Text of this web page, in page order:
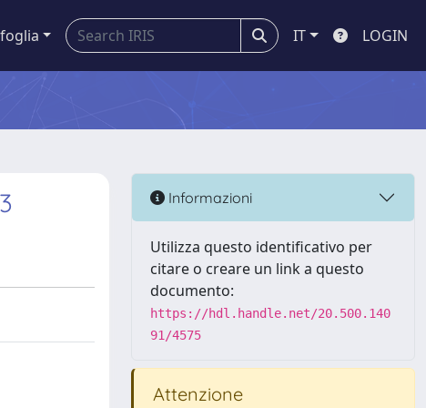
IT LOGIN
Informazioni
Utilizza questo identificativo per
citare o creare un link a questo
documento:
https://hdl.handle.net/20.500.140
91/4575
Attenzione